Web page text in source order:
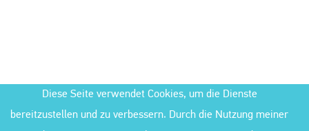
Diese Seite verwendet Cookies, um die Dienste
bereitzustellen und zu verbessern. Durch die Nutzung meiner